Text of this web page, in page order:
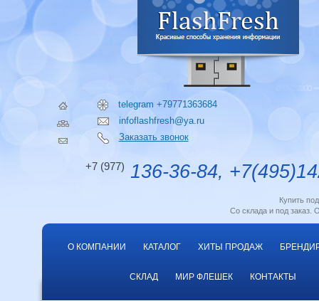
telegram +79771363684
infoflashfresh@ya.ru
Заказать звонок
+7 (977) 136-36-84,
Купить
Со склада и под заказ.
О КОМПАНИИ КАТАЛОГ ХИТЫ ПРОДАЖ
СКЛАД МИР ФЛЕШЕК КОНТАКТЫ